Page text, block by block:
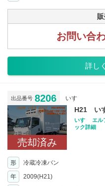
お問い合
詳し
出品番号 8206 いすゞ
売却済み
H21 い
いすゞ エル
ック詳細
形 冷蔵冷凍バン
年
2009(H21)